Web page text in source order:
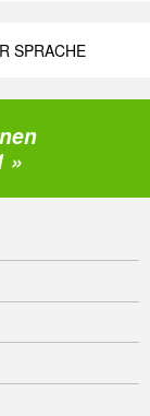
SPRACHE
»